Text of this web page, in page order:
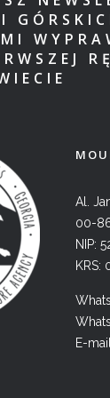
Al.
00-
NIP:
KRS:
E-